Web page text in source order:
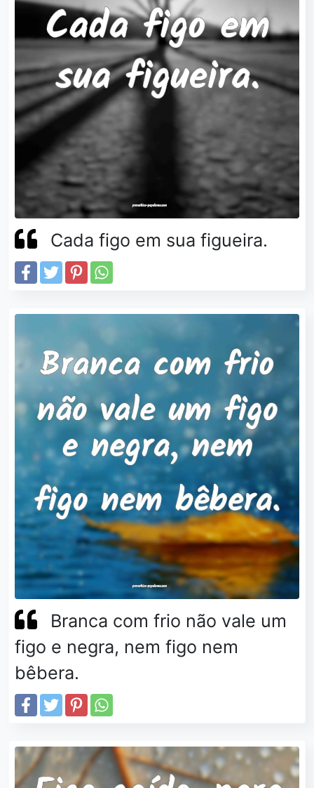
Cada figo em sua figueira.
Branca com frio não vale um
figo e negra, nem figo nem
bêbera.